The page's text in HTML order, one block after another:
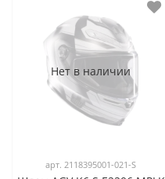
Нет в наличии
арт. 2118395001-021-S